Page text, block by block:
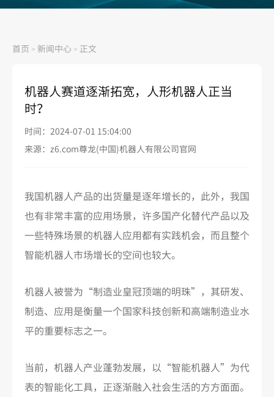
首页 > 新闻中心 > 正文
机器人赛道逐渐拓宽，人形机器人正当
时？
时间：2024-07-01 15:04:00
来源：z6.com尊龙(中国)机器人有限公司官网
我国机器人产品的出货量是逐年增长的，此外，我国
也有非常丰富的应用场景，许多国产化替代产品以及
一些特殊场景的机器人应用都有实践机会，而且整个
智能机器人市场增长的空间也较大。
机器人被誉为“制造业皇冠顶端的明珠”，其研发、
制造、应用是衡量一个国家科技创新和高端制造业水
平的重要标志之一。
当前，机器人产业蓬勃发展，以“智能机器人”为代
表的智能化工具，正逐渐融入社会生活的方方面面。